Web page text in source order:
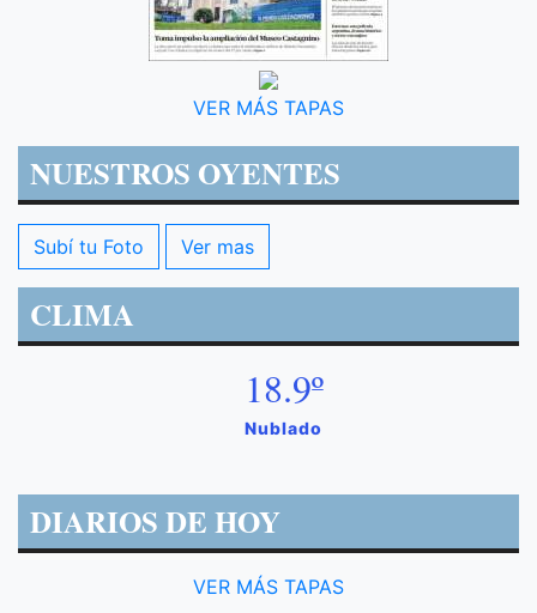
VER MÁS TAPAS
NUESTROS OYENTES
Subí tu Foto Ver mas
CLIMA
18.9º
Nublado
DIARIOS DE HOY
VER MÁS TAPAS